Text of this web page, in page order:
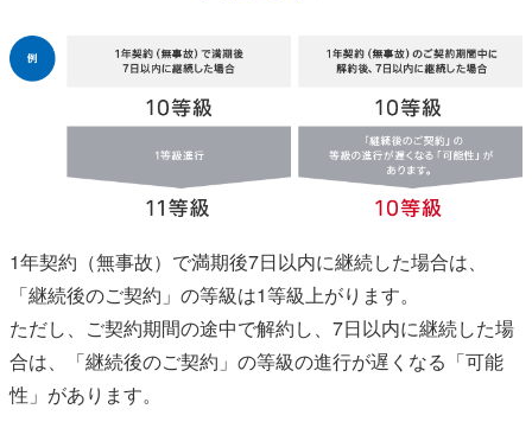
1年契約（無事故）で満期後7日以内に継続した場合は、
「継続後のご契約」の等級は1等級上がります。
ただし、ご契約期間の途中で解約し、7日以内に継続した場
合は、「継続後のご契約」の等級の進行が遅くなる「可能
性」があります。